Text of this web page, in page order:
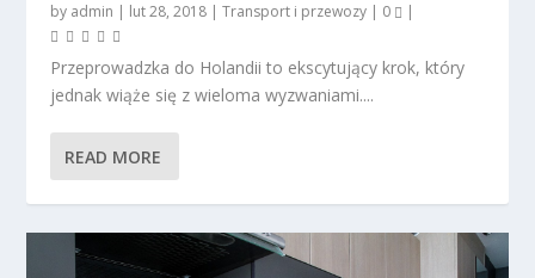
by admin | lut 28, 2018 |Transport i przewozy | 0 |
Przeprowadzka do Holandii to ekscytujący krok, który
jednak wiąże się z wieloma wyzwaniami....
READ MORE